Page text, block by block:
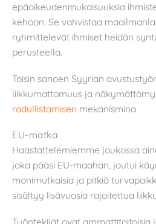
epäoikeudenmukaisuuksia
kehoon. Se vahvistaa
ryhmittelevät ihmiset heidän
perusteella.
Toisin sanoen Syyrian
liikkumattomuus ja
rodullistamisen mekanismina.
EU-matka
Haastattelemiemme joukossa
joka pääsi EU-maahan, joutui
monimutkaisia ja pitkiä
sisältyy lisävuosia rajoitettua
Työntekijät ovat ammattitaitoisia